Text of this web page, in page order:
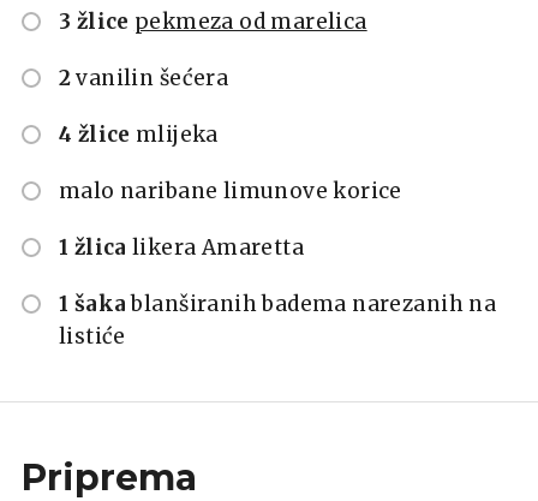
3 žlice pekmeza od marelica
2 vanilin šećera
4 žlice mlijeka
malo naribane limunove korice
1 žlica likera Amaretta
1 šaka blanširanih badema narezanih na
listiće
Priprema